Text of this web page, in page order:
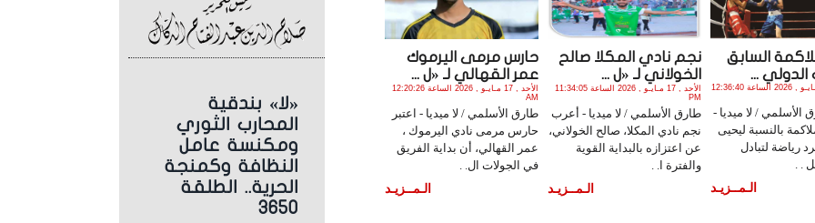
«لا» بندقية
المحارب الثوري
ومكنسة عامل
النظافة وكمنجة
الحرية.. الطلقة
3650
السابق
الدولي ...
الأربعاء , 20 مـايـو , 2026 الساعة 12:36:40
الأسلمي / لا ميديا -
بالنسبة ليحيى
رياضة لتبادل
. .
الـمــزيـد
نجم نادي المكلا صالح
الخولاني لـ «ل ...
الأحد , 17 مـايـو , 2026 الساعة 11:34:05
PM
طارق الأسلمي / لا ميديا - أعرب
نجم نادي المكلا، صالح الخولاني،
عن اعتزازه بالبداية القوية
والفترة ا. .
الـمــزيـد
حارس مرمى اليرموك
عمر القهالي لـ «ل ...
الأحد , 17 مـايـو , 2026 الساعة 12:20:26
AM
طارق الأسلمي / لا ميديا - اعتبر
حارس مرمى نادي اليرموك ،
عمر القهالي، أن بداية الفريق
في الجولات ال. .
الـمــزيـد